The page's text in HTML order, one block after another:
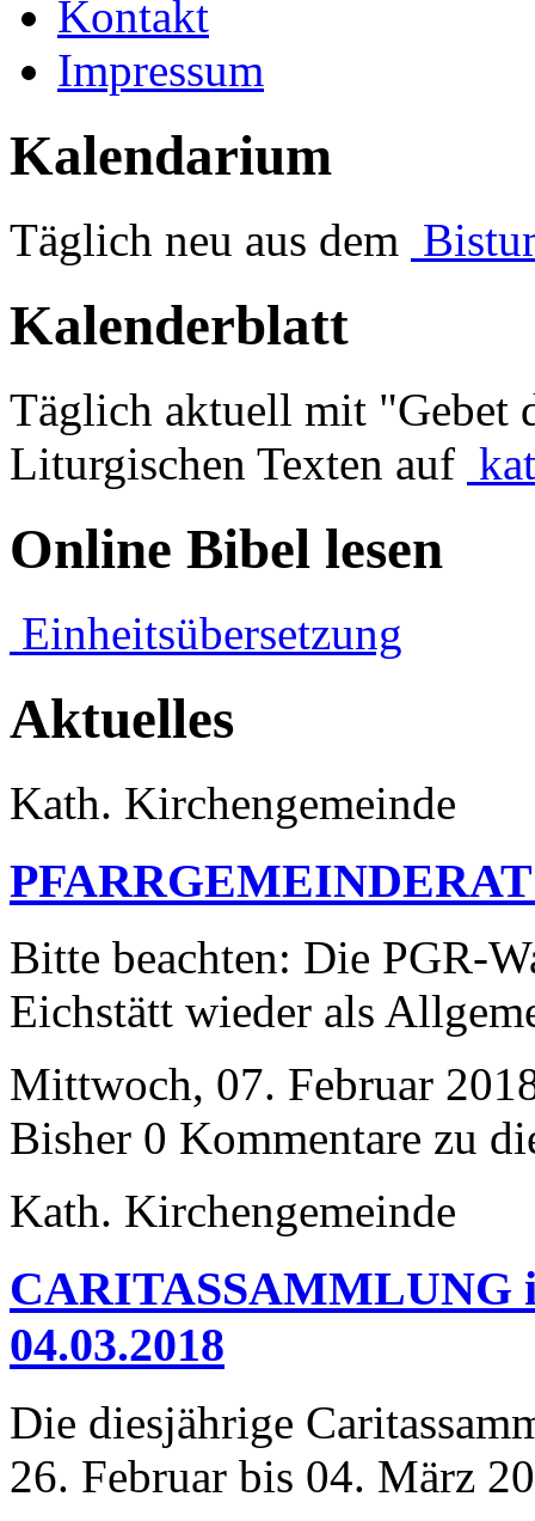
Kontakt
Impressum
Kalendarium
Täglich neu aus dem
Kalenderblatt
Täglich aktuell mit "Gebet
Liturgischen Texten auf
Online Bibel lesen
Einheitsübersetzung
Aktuelles
Kath. Kirchengemeinde
Bitte beachten: Die PGR-
Eichstätt wieder als
Mittwoch, 07. Februar
Bisher 0 Kommentare zu
Kath. Kirchengemeinde
CARITASSAMMLUNG
04.03.2018
Die diesjährige
26. Februar bis 04. März